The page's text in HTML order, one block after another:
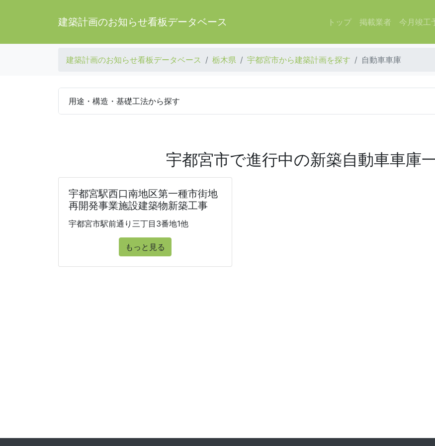
建築計画のお知らせ看板データベース トップ 掲載業者 今月竣工
建築計画のお知らせ看板データベース 栃木県 宇都宮市から建築計画を探す 自動車車庫
用途・構造・基礎工法から探す
宇都宮市で進行中の新築自動車車庫
宇都宮駅西口南地区第一種市街地
再開発事業施設建築物新築工事
宇都宮市駅前通り三丁目3番地1他
もっと見る